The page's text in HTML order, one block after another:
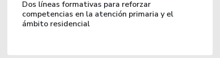
Dos líneas formativas para reforzar
competencias en la atención primaria y el
ámbito residencial